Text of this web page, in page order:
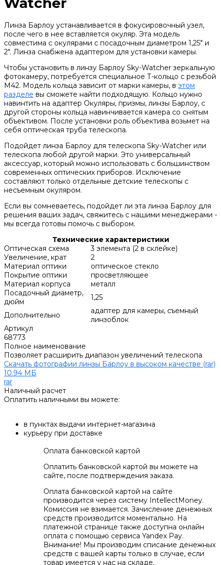
Линза Барлоу устанавливается в фокусировочный узел,
после чего в нее вставляется окуляр. Эта модель
совместима с окулярами с посадочным диаметром 1,25" и
2". Линза снабжена адаптером для установки камеры.
Чтобы установить в линзу Барлоу Sky-Watcher зеркальную
фотокамеру, потребуется специальное Т-кольцо с резьбой
М42. Модель кольца зависит от марки камеры, в этом
разделе вы сможете найти подходящую. Кольцо нужно
навинтить на адаптер Окуляры, призмы, линзы Барлоу, с
другой стороны кольца навинчивается камера со снятым
объективом. После установки роль объектива возьмет на
себя оптическая труба телескопа.
Подойдет линза Барлоу для телескопа Sky-Watcher или
телескопа любой другой марки. Это универсальный
аксессуар, который можно использовать с большинством
современных оптических приборов. Исключение
составляют только отдельные детские телескопы с
несъемным окуляром.
Если вы сомневаетесь, подойдет ли эта линза Барлоу для
решения ваших задач, свяжитесь с нашими менеджерами -
мы всегда готовы помочь с выбором.
Технические характеристики
Оптическая схема
3 элемента (2 в склейке)
Увеличение, крат
2
Материал оптики
оптическое стекло
Покрытие оптики
просветляющее
Материал корпуса
металл
Посадочный диаметр,
дюйм
1,25
Дополнительно
адаптер для камеры, съемный
линзоблок
Артикул
68773
Полное наименование
Позволяет расширить диапазон увеличений телескопа
Скачать фотографии линзы Барлоу в высоком качестве (rar)
10.94 МБ
rar
Наличный расчет
Оплатить наличными вы можете:
в пунктах выдачи интернет-магазина
курьеру при доставке
Оплата банковской картой
Оплатить банковской картой вы можете на
сайте, после подтверждения заказа.
Оплата банковской картой на сайте
производится через систему IntellectMoney.
Комиссия не взимается. Зачисление денежных
средств производится моментально. На
платежной странице также доступна онлайн
оплата с помощью сервиса Yandex Pay.
Внимание! Мы производим списание денежных
средств с вашей карты только в случае, если
товар имеется у нас на складе.